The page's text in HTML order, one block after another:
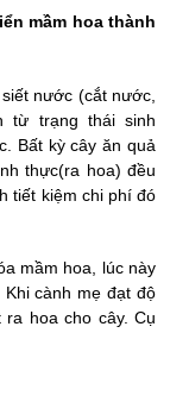
mầm hoa thành
nước (cắt nước,
từ trạng thái sinh
Bất kỳ cây ăn quả
thực(ra hoa) đều
tiết kiệm chi phí đó
mầm hoa, lúc này
cành mẹ đạt độ
hoa cho cây. Cụ